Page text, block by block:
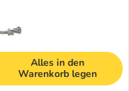
Alles in den
Warenkorb legen